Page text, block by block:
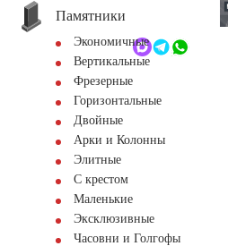
+7 (495) 518-44-23
Обратный звонок
Памятники
Экономичные
Вертикальные
Фрезерные
Горизонтальные
Двойные
Арки и Колонны
Элитные
С крестом
Маленькие
Эксклюзивные
Часовни и Голгофы